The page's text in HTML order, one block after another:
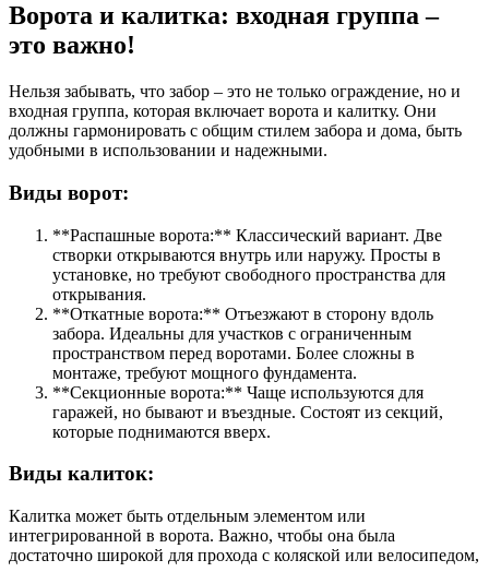
Ворота и калитка: входная группа –
это важно!
Нельзя забывать, что забор – это не только ограждение, но и
входная группа, которая включает ворота и калитку. Они
должны гармонировать с общим стилем забора и дома, быть
удобными в использовании и надежными.
Виды ворот:
**Распашные ворота:** Классический вариант. Две
створки открываются внутрь или наружу. Просты в
установке, но требуют свободного пространства для
открывания.
**Откатные ворота:** Отъезжают в сторону вдоль
забора. Идеальны для участков с ограниченным
пространством перед воротами. Более сложны в
монтаже, требуют мощного фундамента.
**Секционные ворота:** Чаще используются для
гаражей, но бывают и въездные. Состоят из секций,
которые поднимаются вверх.
Виды калиток:
Калитка может быть отдельным элементом или
интегрированной в ворота. Важно, чтобы она была
достаточно широкой для прохода с коляской или велосипедом,